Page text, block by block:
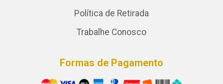
Política de Retirada
Trabalhe Conosco
Formas de Pagamento